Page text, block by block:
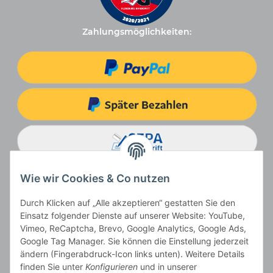
Zahlungsmöglichkeiten:
Vertrag widerrufen
Wie wir Cookies & Co nutzen
Durch Klicken auf „Alle akzeptieren“ gestatten Sie den
Einsatz folgender Dienste auf unserer Website: YouTube,
Vimeo, ReCaptcha, Brevo, Google Analytics, Google Ads,
Google Tag Manager. Sie können die Einstellung jederzeit
ändern (Fingerabdruck-Icon links unten). Weitere Details
finden Sie unter Konfigurieren und in unserer